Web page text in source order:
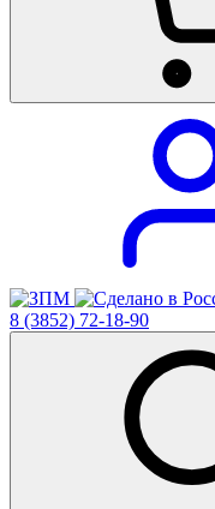
8 (3852) 72-18-90